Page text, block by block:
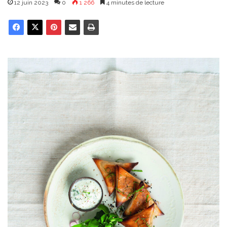
12 juin 2023 0 1 266 4 minutes de lecture